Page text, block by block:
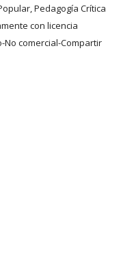
Pedagogía Crítica
con licencia
No comercial-Compartir